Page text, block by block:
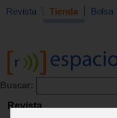
Revista Tienda Bolsa
Buscar:
Revista